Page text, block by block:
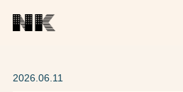
2026.06.11